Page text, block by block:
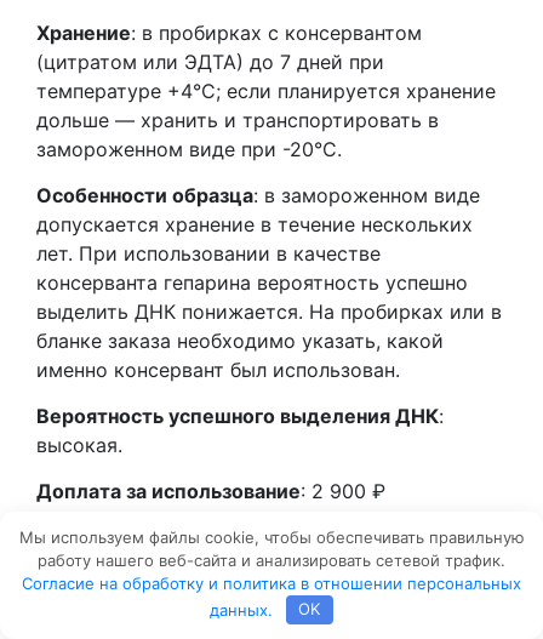
Хранение: в пробирках с консервантом
(цитратом или ЭДТА) до 7 дней при
температуре +4°C; если планируется хранение
дольше — хранить и транспортировать в
замороженном виде при -20°C.
Особенности образца: в замороженном виде
допускается хранение в течение нескольких
лет. При использовании в качестве
консерванта гепарина вероятность успешно
выделить ДНК понижается. На пробирках или в
бланке заказа необходимо указать, какой
именно консервант был использован.
Вероятность успешного выделения ДНК:
высокая.
Доплата за использование: 2 900 ₽
Мы используем файлы cookie, чтобы обеспечивать правильную
работу нашего веб-сайта и анализировать сетевой трафик.
Согласие на обработку и политика в отношении персональных
данных.
OK